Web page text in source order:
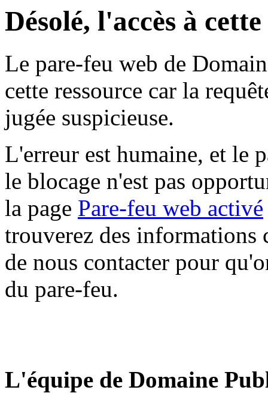
Désolé, l'accès à
Le pare-feu web de
cette ressource car la
jugée suspicieuse.
L'erreur est humaine, et le
le blocage n'est pas
la page Pare-feu web activé
trouverez des informations
de nous contacter pour
du pare-feu.
L'équipe de Domaine